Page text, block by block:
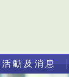
活動及消息